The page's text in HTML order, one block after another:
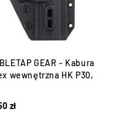
GEAR - Kabura
wewnętrzna HK P30,
zł